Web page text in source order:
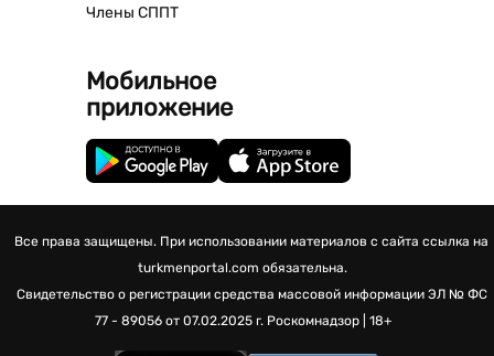
Члены СППТ
Мобильное
приложение
Все права защищены. При использовании материалов с сайта ссылка на
turkmenportal.com обязательна.
Свидетельство о регистрации средства массовой информации ЭЛ № ФС
77 - 89056 от 07.02.2025 г. Роскомнадзор | 18+